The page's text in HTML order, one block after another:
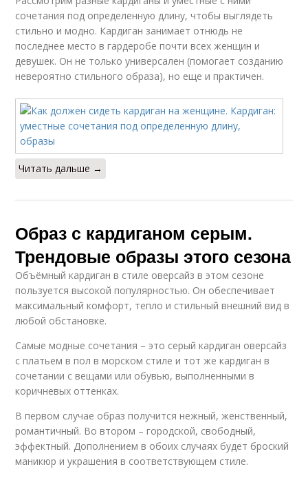
сочетания под определенную длину, чтобы выглядеть
стильно и модно. Кардиган занимает отнюдь не
последнее место в гардеробе почти всех женщин и
девушек. Он не только универсален (помогает созданию
невероятно стильного образа), но еще и практичен.
Читать дальше →
Образ с кардиганом серым.
Трендовые образы этого сезона
Объёмный кардиган в стиле оверсайз в этом сезоне
пользуется высокой популярностью. Он обеспечивает
максимальный комфорт, тепло и стильный внешний вид в
любой обстановке.
Самые модные сочетания – это серый кардиган оверсайз
с платьем в пол в морском стиле и тот же кардиган в
сочетании с вещами или обувью, выполненными в
коричневых оттенках.
В первом случае образ получится нежный, женственный,
романтичный. Во втором – городской, свободный,
эффектный. Дополнением в обоих случаях будет броский
маникюр и украшения в соответствующем стиле.